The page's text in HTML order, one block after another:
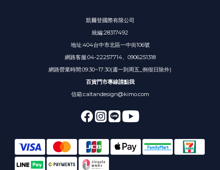
凱爾登國際有限公司
統編:28317492
地址:404台中市北區一中街106號
網路客服:04-22257714、0906251318
網路營業時間:09:30~17:30(週一到周五_例假日除外)
百貨門市專線請點我
信箱:caltandesign@kimo.com